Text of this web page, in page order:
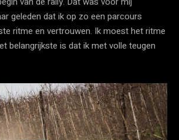
geleden dat ik op zo een parcours
ritme en vertrouwen. Ik moest het ritme
belangrijkste is dat ik met volle teugen